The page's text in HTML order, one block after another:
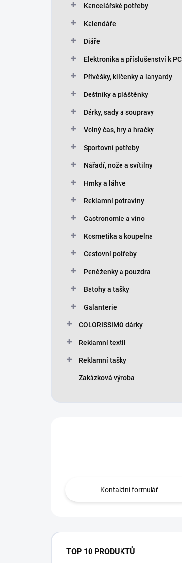
Kancelářské potřeby
Kalendáře
Diáře
Elektronika a příslušenství k PC
Přívěšky, klíčenky a lanyardy
Deštníky a pláštěnky
Dárky, sady a soupravy
Volný čas, hry a hračky
Sportovní potřeby
Nářadí, nože a svítilny
Hrnky a láhve
Reklamní potraviny
Gastronomie a víno
Kosmetika a koupelna
Cestovní potřeby
Peněženky a pouzdra
Batohy a tašky
Galanterie
COLORISSIMO dárky
Reklamní textil
Reklamní tašky
Zakázková výroba
Kontaktní formulář
TOP 10 PRODUKTŮ